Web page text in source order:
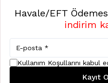
Havale/EFT
indirim
Kullanım Koşullarını kabul
Kayıt